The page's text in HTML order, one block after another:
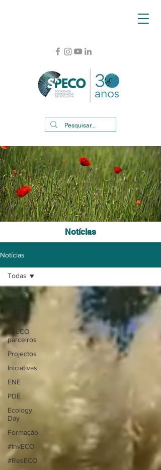
Notícias
Notícias
Todas
SPECO
divulga
SPECO
parceiros
Projectos
Iniciativas
ENE
PDE
Ecology
Day
Formação
#InvECO
#ResECO
Todas